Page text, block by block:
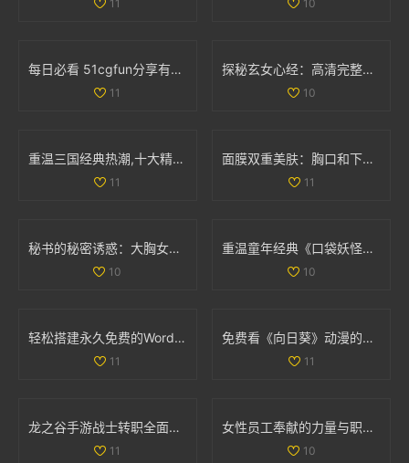
11 10
每日必看 51cgfun分享有趣趣闻助你防走丢
11
探秘玄女心经：高清完整版免费在线观看与解读
10
重温三国经典热潮,十大精彩三国手游推荐大盘点！
11
面膜双重美肤：胸口和下部位养护揭秘动图展示
11
秘书的秘密诱惑：大胸女性间的亲密互动与相互渴望
10
重温童年经典《口袋妖怪强进化2.5》，再续佩奇冒险之旅！
10
轻松搭建永久免费的WordPress网站全攻略与实用技巧
11
免费看《向日葵》动漫的最佳途径和资源分享
11
龙之谷手游战士转职全面解析与职业强度对比
11
女性员工奉献的力量与职场价值的平衡探讨
10